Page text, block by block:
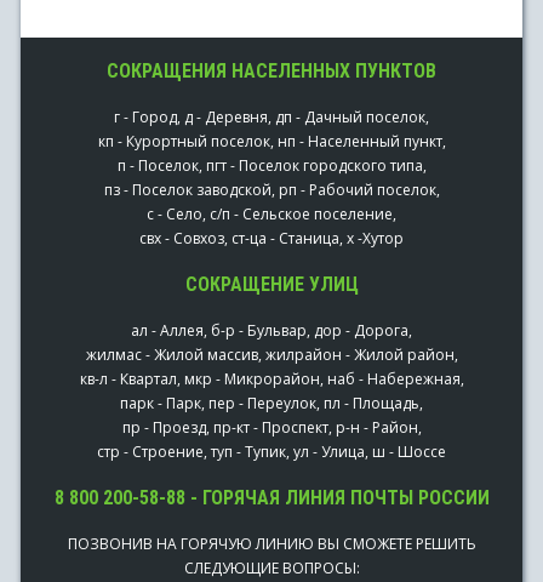
СОКРАЩЕНИЯ НАСЕЛЕННЫХ ПУНКТОВ
г - Город, д - Деревня, дп - Дачный поселок,
кп - Курортный поселок, нп - Населенный пункт,
п - Поселок, пгт - Поселок городского типа,
пз - Поселок заводской, рп - Рабочий поселок,
с - Село, с/п - Сельское поселение,
свх - Совхоз, ст-ца - Станица, х -Хутор
СОКРАЩЕНИЕ УЛИЦ
ал - Аллея, б-р - Бульвар, дор - Дорога,
жилмас - Жилой массив, жилрайон - Жилой район,
кв-л - Квартал, мкр - Микрорайон, наб - Набережная,
парк - Парк, пер - Переулок, пл - Площадь,
пр - Проезд, пр-кт - Проспект, р-н - Район,
стр - Строение, туп - Тупик, ул - Улица, ш - Шоссе
8 800 200-58-88 - ГОРЯЧАЯ ЛИНИЯ ПОЧТЫ РОССИИ
ПОЗВОНИВ НА ГОРЯЧУЮ ЛИНИЮ ВЫ СМОЖЕТЕ РЕШИТЬ
СЛЕДУЮЩИЕ ВОПРОСЫ: